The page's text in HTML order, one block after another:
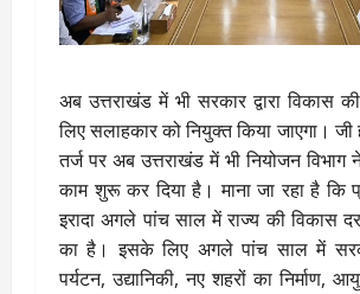
अब उत्तराखंड में भी सरकार द्वारा विकास
लिए सलाहकार को नियुक्त किया जाएगा। जी
तर्ज पर अब उत्तराखंड में भी नियोजन विभाग
काम शुरू कर दिया है। माना जा रहा है कि
इरादा अगले पांच साल में राज्य की विकास
का है। इसके लिए अगले पांच साल में
पर्यटन, उद्यानिकी, नए शहरों का